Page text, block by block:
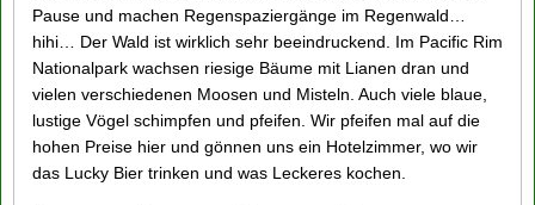
Pause und machen Regenspaziergänge im Regenwald…
hihi… Der Wald ist wirklich sehr beeindruckend. Im Pacific Rim
Nationalpark wachsen riesige Bäume mit Lianen dran und
vielen verschiedenen Moosen und Misteln. Auch viele blaue,
lustige Vögel schimpfen und pfeifen. Wir pfeifen mal auf die
hohen Preise hier und gönnen uns ein Hotelzimmer, wo wir
das Lucky Bier trinken und was Leckeres kochen.